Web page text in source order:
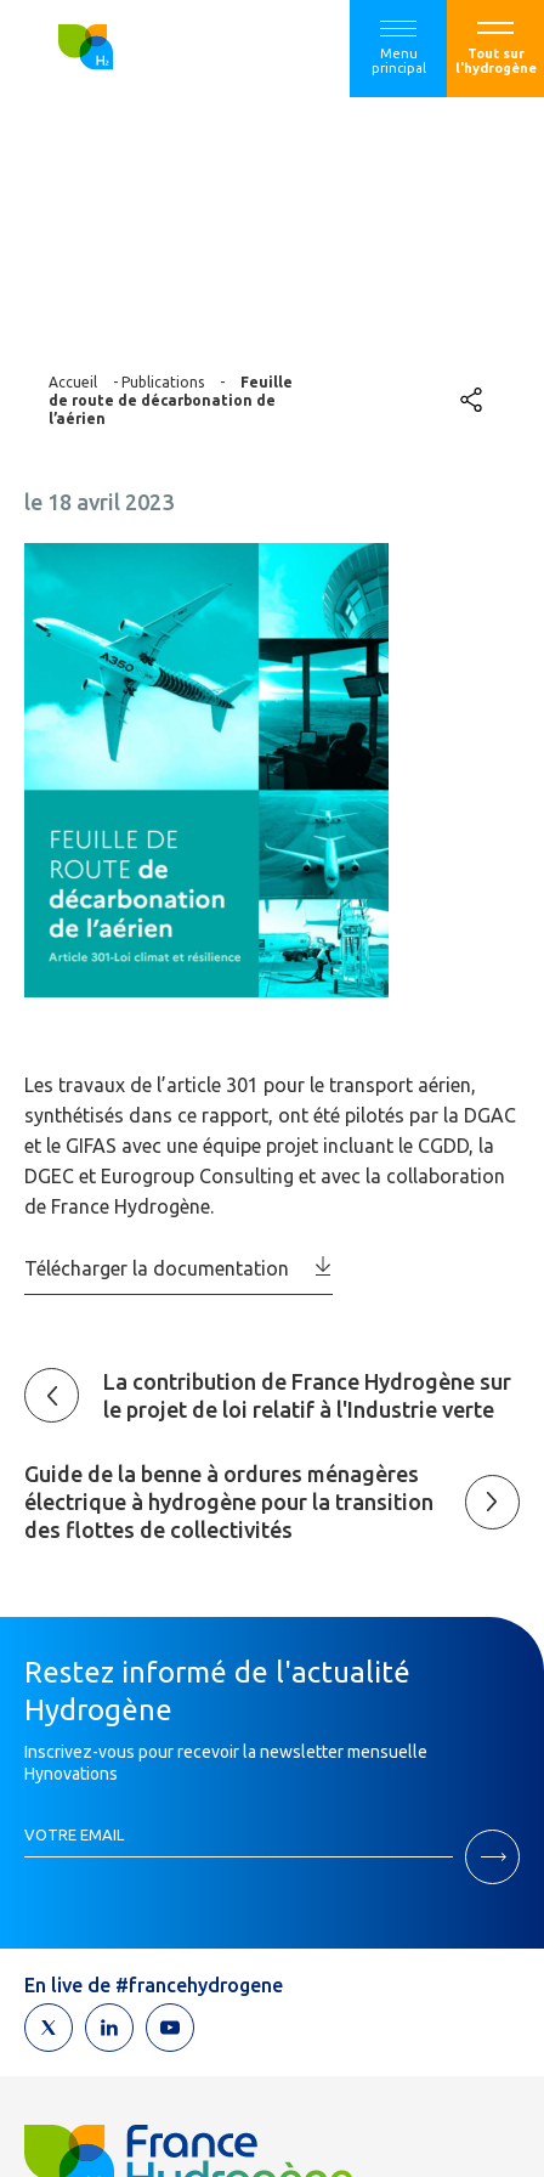
Menu
principal
Tout sur
l'hydrogène
Accueil - Publications -
Feuille
de route de décarbonation de
l’aérien
le 18 avril 2023
Les travaux de l’article 301 pour le transport aérien,
synthétisés dans ce rapport, ont été pilotés par la DGAC
et le GIFAS avec une équipe projet incluant le CGDD, la
DGEC et Eurogroup Consulting et avec la collaboration
de France Hydrogène.
Télécharger la documentation
La contribution de France Hydrogène sur
le projet de loi relatif à l'Industrie verte
Guide de la benne à ordures ménagères
électrique à hydrogène pour la transition
des flottes de collectivités
Restez informé de l'actualité
Hydrogène
Inscrivez-vous pour recevoir la newsletter mensuelle
Hynovations
Newsletter
VOTRE EMAIL
Si
un
humain,
ne
remplissez
pas
En live de #francehydrogene